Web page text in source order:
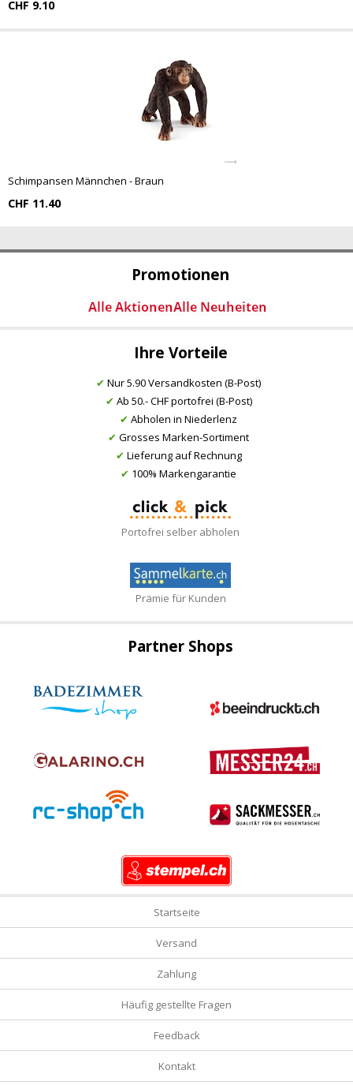
Promotionen
Ihre Vorteile
✔ Nur 5.90 Versandkosten (B-Post)
✔ Ab 50.- CHF portofrei (B-Post)
✔ Abholen in Niederlenz
✔ Grosses Marken-Sortiment
✔ Lieferung auf Rechnung
✔ 100% Markengarantie
Portofrei selber abholen
Prämie für Kunden
CHF 9.10
Schimpansen Männchen - Braun
CHF 11.40
Partner Shops
Startseite
Versand
Zahlung
Häufig gestellte Fragen
Feedback
Kontakt